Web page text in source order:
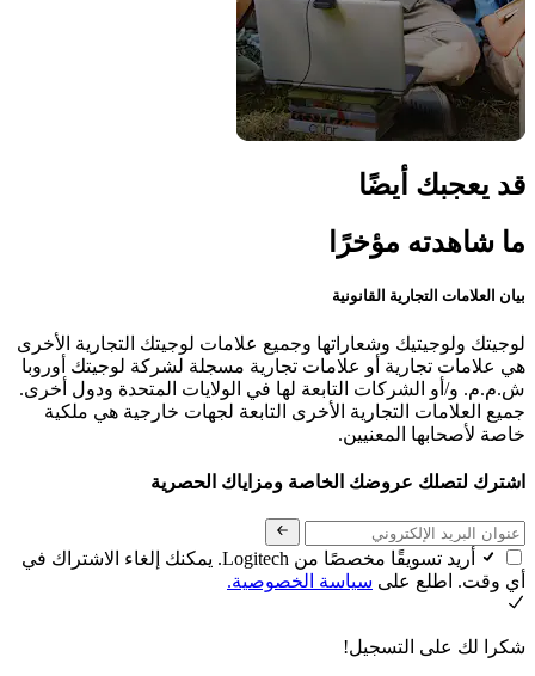
قد يعجبك أيضًا
ما شاهدته مؤخرًا
بيان العلامات التجارية القانونية
لوجيتك ولوجيتيك وشعاراتها وجميع علامات لوجيتك التجارية الأخرى
هي علامات تجارية أو علامات تجارية مسجلة لشركة لوجيتك أوروبا
ش.م.م. و/أو الشركات التابعة لها في الولايات المتحدة ودول أخرى.
جميع العلامات التجارية الأخرى التابعة لجهات خارجية هي ملكية
خاصة لأصحابها المعنيين.
اشترك لتصلك عروضك الخاصة ومزاياك الحصرية
أريد تسويقًا مخصصًا من Logitech. يمكنك إلغاء الاشتراك في
أي وقت. اطلع على سياسة الخصوصية.
شكرا لك على التسجيل!